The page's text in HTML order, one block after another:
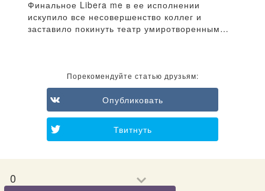
Финальное Libera me в ее исполнении
искупило все несовершенство коллег и
заставило покинуть театр умиротворенным…
Порекомендуйте статью друзьям:
Опубликовать
Твитнуть
0